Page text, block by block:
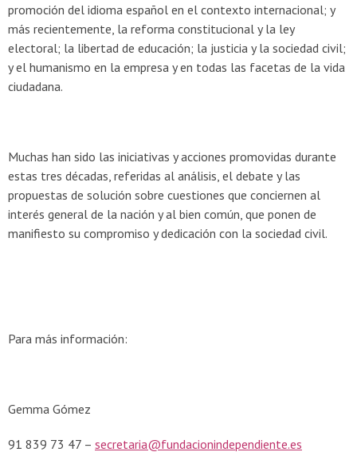
promoción del idioma español en el contexto internacional; y
más recientemente, la reforma constitucional y la ley
electoral; la libertad de educación; la justicia y la sociedad civil;
y el humanismo en la empresa y en todas las facetas de la vida
ciudadana.
Muchas han sido las iniciativas y acciones promovidas durante
estas tres décadas, referidas al análisis, el debate y las
propuestas de solución sobre cuestiones que conciernen al
interés general de la nación y al bien común, que ponen de
manifiesto su compromiso y dedicación con la sociedad civil.
Para más información:
Gemma Gómez
91 839 73 47 – secretaria@fundacionindependiente.es